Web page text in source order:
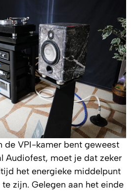
de VPI-kamer bent geweest
Audiofest, moet je dat zeker
het energieke middelpunt
zijn. Gelegen aan het einde